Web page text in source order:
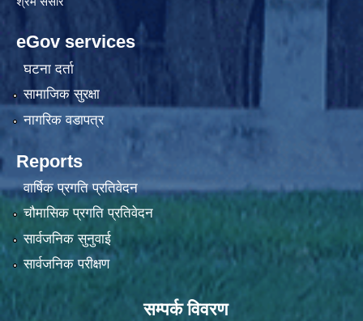
eGov services
घटना दर्ता
सामाजिक सुरक्षा
नागरिक वडापत्र
Reports
वार्षिक प्रगति प्रतिवेदन
चौमासिक प्रगति प्रतिवेदन
सार्वजनिक सुनुवाई
सार्वजनिक परीक्षण
सम्पर्क विवरण